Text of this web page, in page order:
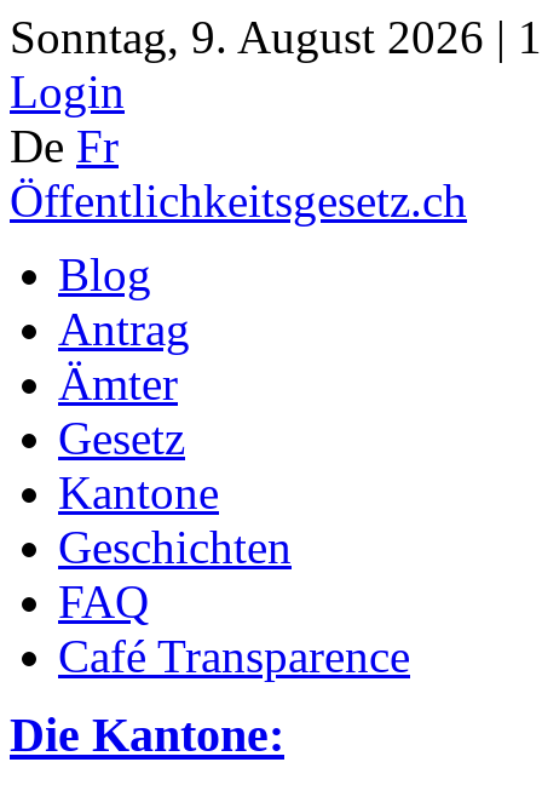
Sonntag, 9. August 2026 |
Login
De Fr
Öffentlichkeitsgesetz.ch
Blog
Antrag
Ämter
Gesetz
Kantone
Geschichten
FAQ
Café Transparence
Die Kantone: